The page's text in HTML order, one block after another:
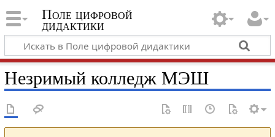
Поле цифровой
дидактики
Незримый колледж МЭШ